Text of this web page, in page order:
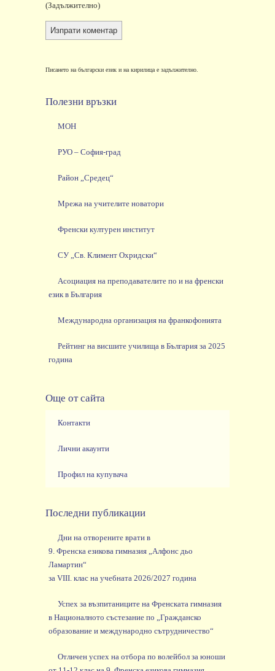
(задължително)
Писането на български език и на кирилица е задължително.
Полезни връзки
МОН
РУО – София-град
Район „Средец“
Мрежа на учителите новатори
Френски културен институт
СУ „Св. Климент Охридски“
Асоциация на преподавателите по и на френски
език в България
Международна организация на франкофонията
Рейтинг на висшите училища в България за 2025
година
Още от сайта
Контакти
Лични акаунти
Профил на купувача
Последни публикации
Дни на отворените врати в
9. Френска езикова гимназия „Алфонс дьо
Ламартин“
за VIII. клас на учебната 2026/2027 година
Успех за възпитаниците на Френската гимназия
в Националното състезание по „Гражданско
образование и международно сътрудничество“
Отличен успех на отбора по волейбол за юноши